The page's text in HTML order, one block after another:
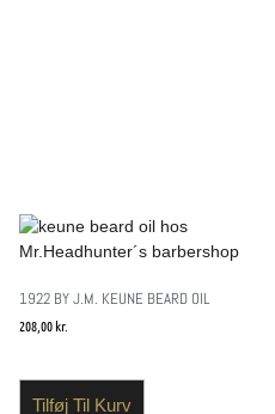
1922 BY J.M. KEUNE BEARD OIL
208,00kr.
Tilføj Til Kurv